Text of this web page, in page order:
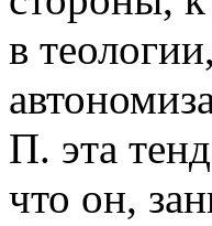
в
П. эта
что он,